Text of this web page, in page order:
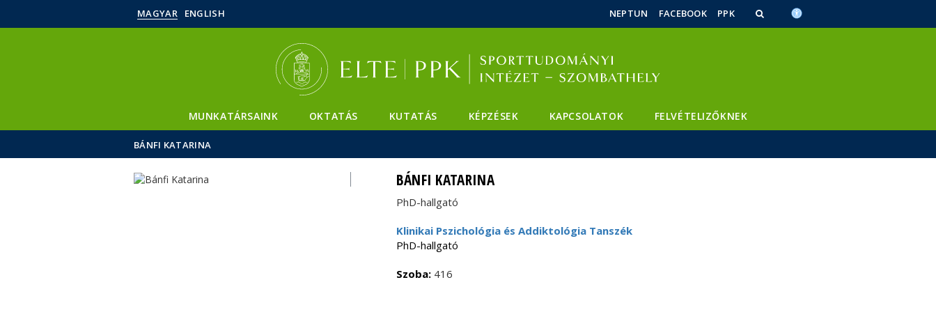
MAGYAR ENGLISH NEPTUN FACEBOOK PPK
MUNKATÁRSAINK OKTATÁS KUTATÁS KÉPZÉSEK KAPCSOLATOK FELVÉTELIZŐKNEK
BÁNFI KATARINA
BÁNFI KATARINA
PhD-hallgató
Klinikai Pszichológia és Addiktológia Tanszék
PhD-hallgató
Szoba:416